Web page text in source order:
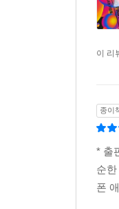
반복적
비용을
놀라는
이 리
종이
* 출
순
폰